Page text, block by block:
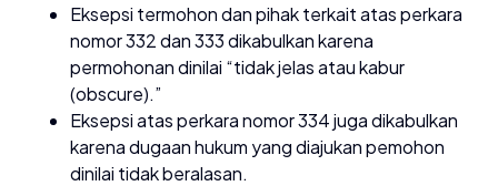
Eksepsi termohon dan pihak terkait atas perkara
nomor 332 dan 333 dikabulkan karena
permohonan dinilai “tidak jelas atau kabur
(obscure).”
Eksepsi atas perkara nomor 334 juga dikabulkan
karena dugaan hukum yang diajukan pemohon
dinilai tidak beralasan.